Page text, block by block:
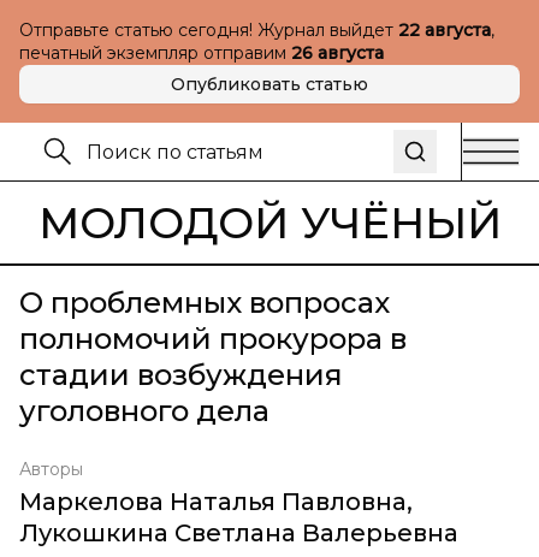
Отправьте статью сегодня! Журнал выйдет 22 августа,
печатный экземпляр отправим 26 августа
Опубликовать статью
МОЛОДОЙ УЧЁНЫЙ
О проблемных вопросах
полномочий прокурора в
стадии возбуждения
уголовного дела
Авторы
Маркелова Наталья Павловна,
Лукошкина Светлана Валерьевна